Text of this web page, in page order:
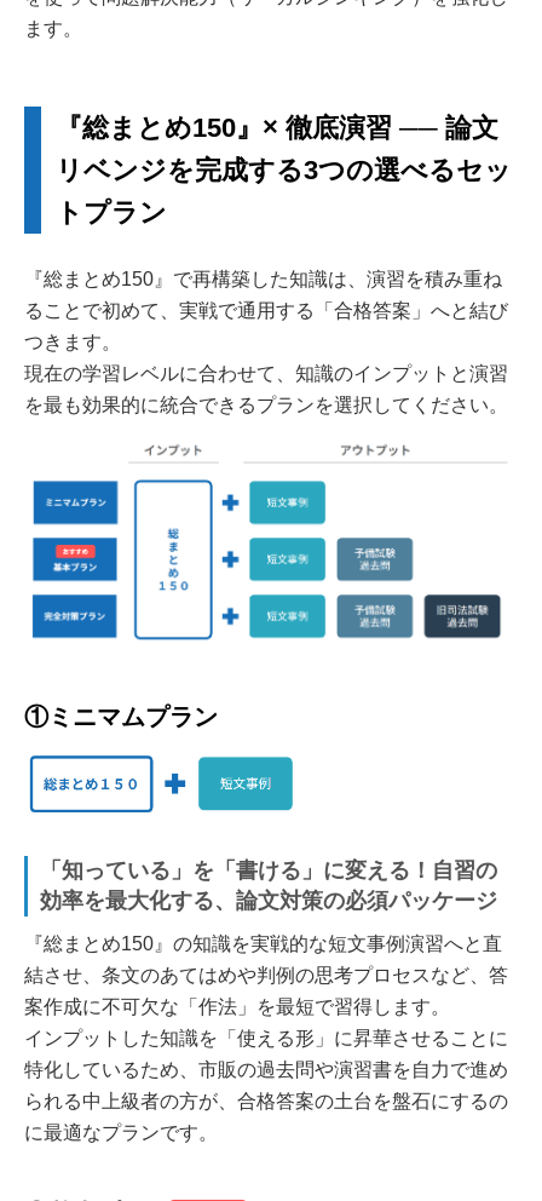
ます。
『総まとめ150』× 徹底演習 ── 論文
リベンジを完成する3つの選べるセッ
トプラン
『総まとめ150』で再構築した知識は、演習を積み重ね
ることで初めて、実戦で通用する「合格答案」へと結び
つきます。
現在の学習レベルに合わせて、知識のインプットと演習
を最も効果的に統合できるプランを選択してください。
①ミニマムプラン
「知っている」を「書ける」に変える！自習の
効率を最大化する、論文対策の必須パッケージ
『総まとめ150』の知識を実戦的な短文事例演習へと直
結させ、条文のあてはめや判例の思考プロセスなど、答
案作成に不可欠な「作法」を最短で習得します。
インプットした知識を「使える形」に昇華させることに
特化しているため、市販の過去問や演習書を自力で進め
られる中上級者の方が、合格答案の土台を盤石にするの
に最適なプランです。